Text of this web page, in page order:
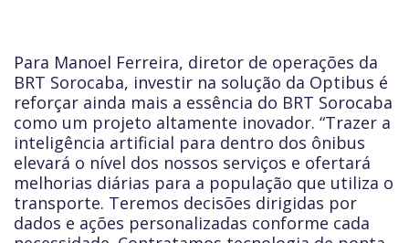
Para Manoel Ferreira, diretor de operações da
BRT Sorocaba, investir na solução da Optibus é
reforçar ainda mais a essência do BRT Sorocaba
como um projeto altamente inovador. “Trazer a
inteligência artificial para dentro dos ônibus
elevará o nível dos nossos serviços e ofertará
melhorias diárias para a população que utiliza o
transporte. Teremos decisões dirigidas por
dados e ações personalizadas conforme cada